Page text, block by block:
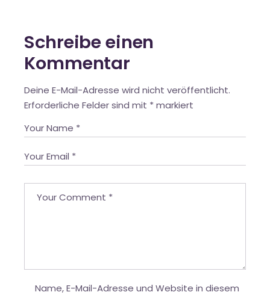
Schreibe einen
Kommentar
Deine E-Mail-Adresse wird nicht veröffentlicht.
Erforderliche Felder sind mit * markiert
Name, E-Mail-Adresse und Website in diesem